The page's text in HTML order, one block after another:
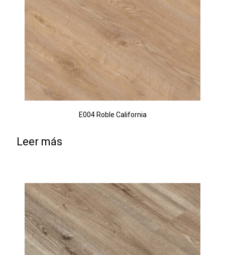
E004 Roble California
Leer más